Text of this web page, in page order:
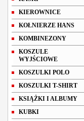
KIEROWNICE
KOŁNIERZE HANS
KOMBINEZONY
KOSZULE
WYJŚCIOWE
KOSZULKI POLO
KOSZULKI T-SHIRT
KSIĄŻKI I ALBUMY
KUBKI